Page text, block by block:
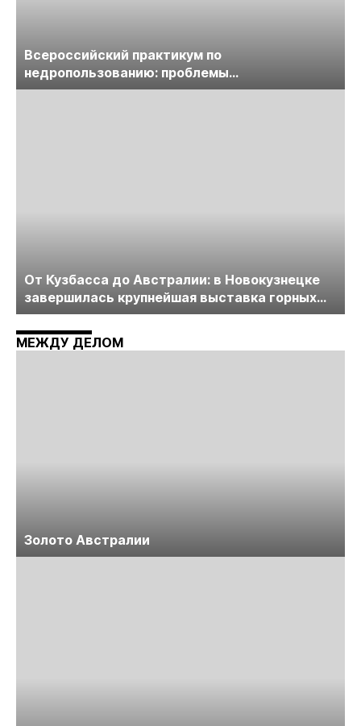
Всероссийский практикум по
недропользованию: проблемы
лицензирования, цифровизации, экспертизы
От Кузбасса до Австралии: в Новокузнецке
завершилась крупнейшая выставка горных
технологий «Недра России. Уголь России и
Майнинг»
МЕЖДУ ДЕЛОМ
Золото Австралии